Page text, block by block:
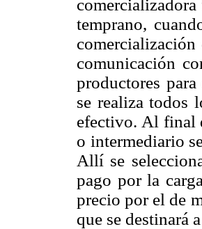
temprano,
comunicación
productores
se realiza todos
efectivo. Al final
o intermediario
Allí se
pago por la
precio por el de
que se destinará